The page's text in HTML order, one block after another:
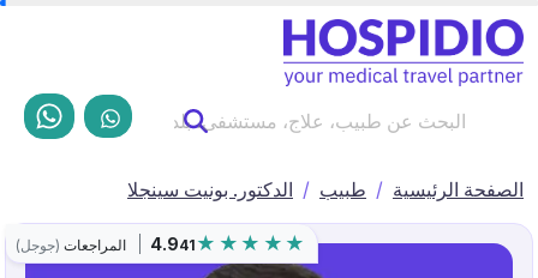
الصفحة الرئيسية طبيب الدكتور. بونيت سينجلا
4.941 المراجعات (جوجل)